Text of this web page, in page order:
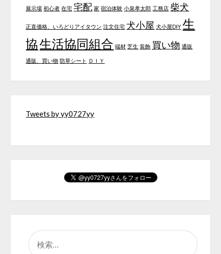
展示場 初心者 在宅 宅配 家 宿泊体験 小泉孝太郎 工務店 柴犬
正直価格、いろどりアイタウン 注文住宅 犬小屋 犬小屋DIY 生
協生活協同組合 端材 芝生 装飾 買い物 通販
通販、買い物 防草シート ＤＩＹ
Tweets by yy0727yy